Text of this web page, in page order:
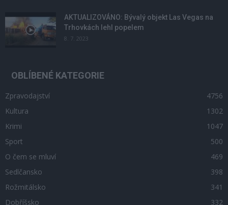
AKTUALIZOVÁNO: Bývalý objekt Las Vegas na
Trhovkách lehl popelem
8. 7. 2023
OBLÍBENÉ KATEGORIE
Zpravodajství
4756
Kultura
1302
Krimi
1047
Sport
500
O čem se mluví
469
Sedlčansko
398
Rožmitálsko
341
Dobříšsko
332